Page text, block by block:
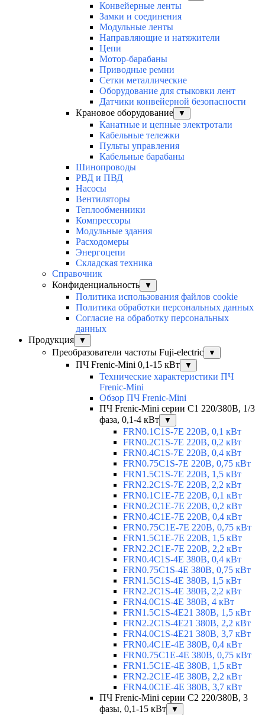
Конвейерные ленты
Замки и соединения
Модульные ленты
Направляющие и натяжители
Цепи
Мотор-барабаны
Приводные ремни
Сетки металлические
Оборудование для стыковки лент
Датчики конвейерной безопасности
Крановое оборудование
▼
Канатные и цепные электротали
Кабельные тележки
Пульты управления
Кабельные барабаны
Шинопроводы
РВД и ПВД
Насосы
Вентиляторы
Теплообменники
Компрессоры
Модульные здания
Расходомеры
Энергоцепи
Складская техника
Справочник
Конфиденциальность
▼
Политика использования файлов cookie
Политика обработки персональных данных
Согласие на обработку персональных
данных
Продукция
▼
Преобразователи частоты Fuji-electric ▼
ПЧ Frenic-Mini 0,1-15 кВт ▼
Технические характеристики ПЧ
Frenic-Mini
Обзор ПЧ Frenic-Mini
ПЧ Frenic-Mini серии C1 220/380В, 1/3
фаза, 0,1-4 кВт
▼
FRN0.1C1S-7E 220В, 0,1 кВт
FRN0.2C1S-7E 220В, 0,2 кВт
FRN0.4C1S-7E 220В, 0,4 кВт
FRN0.75C1S-7E 220В, 0,75 кВт
FRN1.5C1S-7E 220В, 1,5 кВт
FRN2.2C1S-7E 220В, 2,2 кВт
FRN0.1C1E-7E 220В, 0,1 кВт
FRN0.2C1E-7E 220В, 0,2 кВт
FRN0.4C1E-7E 220В, 0,4 кВт
FRN0.75C1E-7E 220В, 0,75 кВт
FRN1.5C1E-7E 220В, 1,5 кВт
FRN2.2C1E-7E 220В, 2,2 кВт
FRN0.4C1S-4E 380В, 0,4 кВт
FRN0.75C1S-4E 380В, 0,75 кВт
FRN1.5C1S-4E 380В, 1,5 кВт
FRN2.2C1S-4E 380В, 2,2 кВт
FRN4.0C1S-4E 380В, 4 кВт
FRN1.5C1S-4E21 380В, 1,5 кВт
FRN2.2C1S-4E21 380В, 2,2 кВт
FRN4.0C1S-4E21 380В, 3,7 кВт
FRN0.4C1E-4E 380В, 0,4 кВт
FRN0.75C1E-4E 380В, 0,75 кВт
FRN1.5C1E-4E 380В, 1,5 кВт
FRN2.2C1E-4E 380В, 2,2 кВт
FRN4.0C1E-4E 380В, 3,7 кВт
ПЧ Frenic-Mini серии С2 220/380В, 3
фазы, 0,1-15 кВт
▼